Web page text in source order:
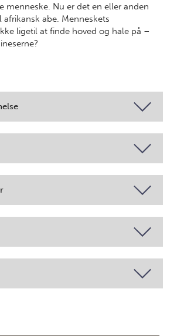
menneske. Nu er det en eller anden
abe. Menneskets
ligetil at finde hoved og hale på –